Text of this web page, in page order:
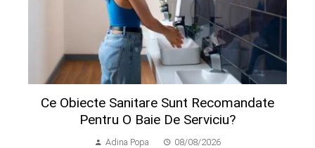
Ce Obiecte Sanitare Sunt Recomandate
Pentru O Baie De Serviciu?
Adina Popa 08/08/2026